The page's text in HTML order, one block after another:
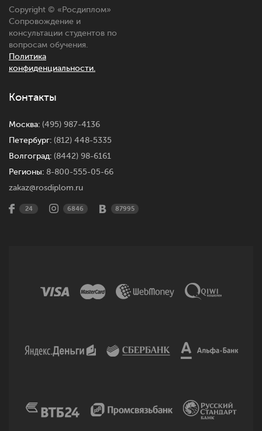
Copyright © « Росдиплом»
Сопровождение и
консультации студентов по
вопросам обучения.
Политика
конфиденциальности.
Контакты
Москва: (495) 987-4136
Петербург: (812) 448-5335
Волгоград: (8442) 98-6161
Регионы: 8-800-555-05-66
zakaz@rosdiplom.ru
24 6846 87995